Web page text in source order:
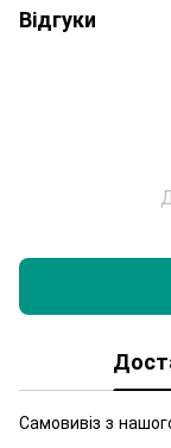
Відгуки
Самовивіз з